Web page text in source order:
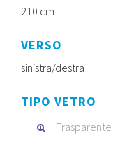
210 cm
VERSO
sinistra/destra
TIPO VETRO
Trasparente